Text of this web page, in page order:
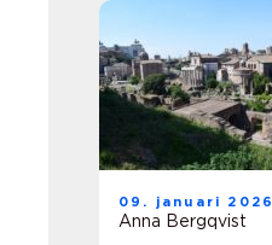
09. januari 2026
Anna Bergqvist